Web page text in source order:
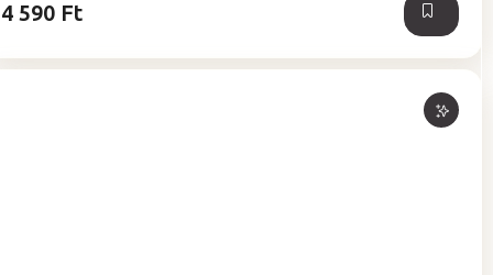
4 590 Ft